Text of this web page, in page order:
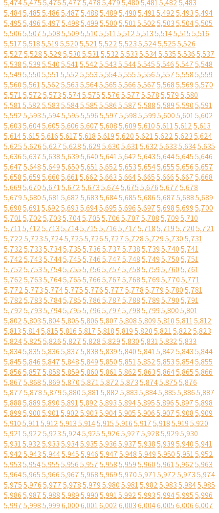
5,4745,4755,4765,4775,4785,4795,4805,4815,4825,483
5,4845,4855,4865,4875,4885,4895,4905,4915,4925,4935,494
5,4955,4965,4975,4985,4995,5005,5015,5025,5035,5045,505
5,5065,5075,5085,5095,5105,5115,5125,5135,5145,5155,516
5,5175,5185,5195,5205,5215,5225,5235,5245,5255,526
5,5275,5285,5295,5305,5315,5325,5335,5345,5355,5365,537
5,5385,5395,5405,5415,5425,5435,5445,5455,5465,5475,548
5,5495,5505,5515,5525,5535,5545,5555,5565,5575,5585,559
5,5605,5615,5625,5635,5645,5655,5665,5675,5685,5695,570
5,5715,5725,5735,5745,5755,5765,5775,5785,5795,580
5,5815,5825,5835,5845,5855,5865,5875,5885,5895,5905,591
5,5925,5935,5945,5955,5965,5975,5985,5995,6005,6015,602
5,6035,6045,6055,6065,6075,6085,6095,6105,6115,6125,613
5,6145,6155,6165,6175,6185,6195,6205,6215,6225,6235,624
5,6255,6265,6275,6285,6295,6305,6315,6325,6335,6345,635
5,6365,6375,6385,6395,6405,6415,6425,6435,6445,6455,646
5,6475,6485,6495,6505,6515,6525,6535,6545,6555,6565,657
5,6585,6595,6605,6615,6625,6635,6645,6655,6665,6675,668
5,6695,6705,6715,6725,6735,6745,6755,6765,6775,678
5,6795,6805,6815,6825,6835,6845,6855,6865,6875,6885,689
5,6905,6915,6925,6935,6945,6955,6965,6975,6985,6995,700
5,7015,7025,7035,7045,7055,7065,7075,7085,7095,710
5,7115,7125,7135,7145,7155,7165,7175,7185,7195,7205,721
5,7225,7235,7245,7255,7265,7275,7285,7295,7305,731
5,7325,7335,7345,7355,7365,7375,7385,7395,7405,741
5,7425,7435,7445,7455,7465,7475,7485,7495,7505,751
5,7525,7535,7545,7555,7565,7575,7585,7595,7605,761
5,7625,7635,7645,7655,7665,7675,7685,7695,7705,771
5,7725,7735,7745,7755,7765,7775,7785,7795,7805,781
5,7825,7835,7845,7855,7865,7875,7885,7895,7905,791
5,7925,7935,7945,7955,7965,7975,7985,7995,8005,801
5,8025,8035,8045,8055,8065,8075,8085,8095,8105,8115,812
5,8135,8145,8155,8165,8175,8185,8195,8205,8215,8225,823
5,8245,8255,8265,8275,8285,8295,8305,8315,8325,833
5,8345,8355,8365,8375,8385,8395,8405,8415,8425,8435,844
5,8455,8465,8475,8485,8495,8505,8515,8525,8535,8545,855
5,8565,8575,8585,8595,8605,8615,8625,8635,8645,8655,866
5,8675,8685,8695,8705,8715,8725,8735,8745,8755,876
5,8775,8785,8795,8805,8815,8825,8835,8845,8855,8865,887
5,8885,8895,8905,8915,8925,8935,8945,8955,8965,8975,898
5,8995,9005,9015,9025,9035,9045,9055,9065,9075,9085,909
5,9105,9115,9125,9135,9145,9155,9165,9175,9185,9195,920
5,9215,9225,9235,9245,9255,9265,9275,9285,9295,930
5,9315,9325,9335,9345,9355,9365,9375,9385,9395,9405,941
5,9425,9435,9445,9455,9465,9475,9485,9495,9505,9515,952
5,9535,9545,9555,9565,9575,9585,9595,9605,9615,9625,963
5,9645,9655,9665,9675,9685,9695,9705,9715,9725,9735,974
5,9755,9765,9775,9785,9795,9805,9815,9825,9835,9845,985
5,9865,9875,9885,9895,9905,9915,9925,9935,9945,9955,996
5,9975,9985,9996,0006,0016,0026,0036,0046,0056,0066,007